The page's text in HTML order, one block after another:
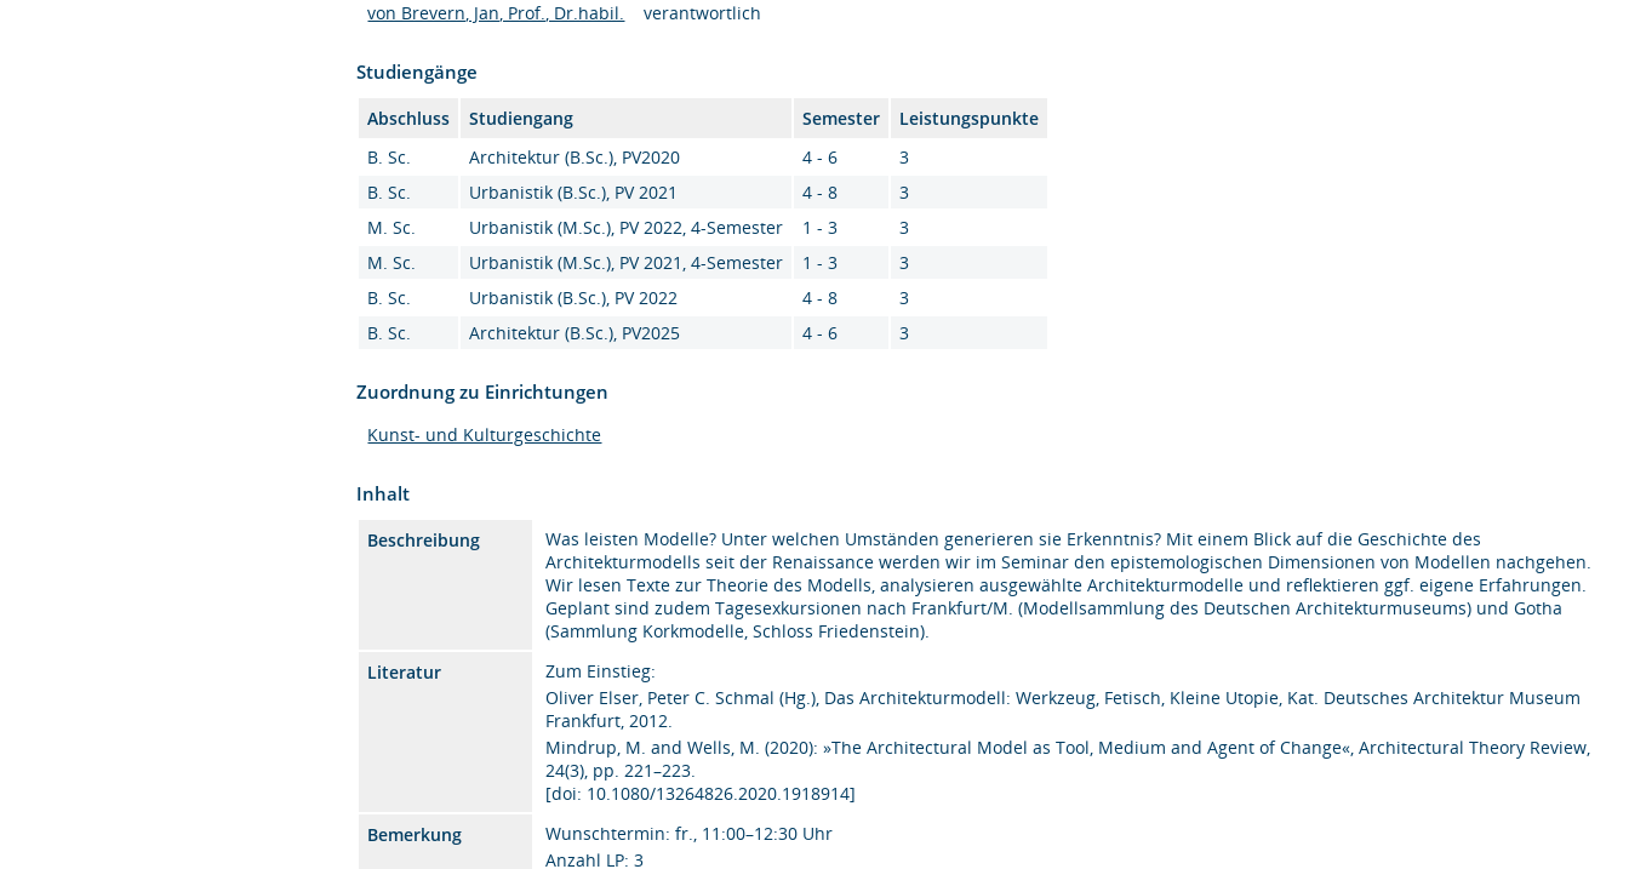
von Brevern, Jan, Prof., Dr.habil.
verantwortlich
Studiengänge
Abschluss Studiengang Semester
Leistungspunkte
B. Sc.
Architektur (B.Sc.), PV2020 4 - 6
3
B. Sc.
Urbanistik (B.Sc.), PV 2021 4 - 8
3
M. Sc.
Urbanistik (M.Sc.), PV 2022, 4-Semester 1 - 3
3
M. Sc.
Urbanistik (M.Sc.), PV 2021, 4-Semester 1 - 3
3
B. Sc.
Urbanistik (B.Sc.), PV 2022 4 - 8
3
B. Sc.
Architektur (B.Sc.), PV2025 4 - 6 3
Zuordnung zu Einrichtungen
Kunst- und Kulturgeschichte
Inhalt
Beschreibung
Was leisten Modelle? Unter welchen Umständen generieren sie Erkenntnis? Mit einem Blick auf die Geschichte des
Architekturmodells seit der Renaissance werden wir im Seminar den epistemologischen Dimensionen von Modellen nachgehen.
Wir lesen Texte zur Theorie des Modells, analysieren ausgewählte Architekturmodelle und reflektieren ggf. eigene Erfahrungen.
Geplant sind zudem Tagesexkursionen nach Frankfurt/M. (Modellsammlung des Deutschen Architekturmuseums) und Gotha
(Sammlung Korkmodelle, Schloss Friedenstein).
Literatur
Zum Einstieg:
Oliver Elser, Peter C. Schmal (Hg.), Das Architekturmodell: Werkzeug, Fetisch, Kleine Utopie, Kat. Deutsches Architektur Museum
Frankfurt, 2012.
Mindrup, M. and Wells, M. (2020): »The Architectural Model as Tool, Medium and Agent of Change«, Architectural Theory Review,
24(3), pp. 221–223.
[doi: 10.1080/13264826.2020.1918914]
Bemerkung
Wunschtermin: fr., 11:00–12:30 Uhr
Anzahl LP: 3